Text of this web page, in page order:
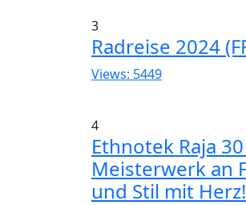
3
Radreise 2024
Views: 5449
4
Ethnotek Raja
Meisterwerk an
und Stil mit Herz!